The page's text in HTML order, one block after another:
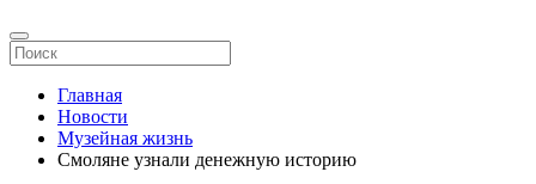
Главная
Новости
Музейная жизнь
Смоляне узнали денежную историю